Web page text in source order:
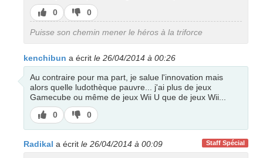
J’aime
0
J’aime
pas
0
Puisse son chemin mener le héros à la triforce
kenchibun a écrit le 26/04/2014 à 00:26
Au contraire pour ma part, je salue l'innovation mais
alors quelle ludothèque pauvre... j'ai plus de jeux
Gamecube ou même de jeux Wii U que de jeux Wii...
J’aime
0
J’aime
pas
0
Staff Spécial
Radikal a écrit le 26/04/2014 à 00:09